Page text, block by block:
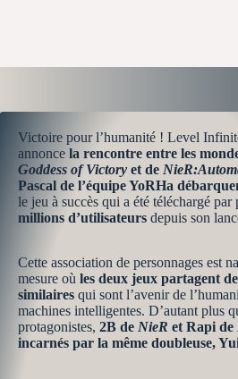
Victoire pour l’humanité ! Level
annonce la rencontre entre les
Goddess of Victory et de
Pascal de l’équipe YoRHa
le jeu à succès qui a été téléchargé par
millions d’utilisateurs depuis son
Cette association de personnages est
mesure où les deux jeux partagent
similaires qui sont l’avenir de
machines intelligentes. D’autant plus
protagonistes, 2B de NieR et Rapi de
incarnés par la même doubleuse,